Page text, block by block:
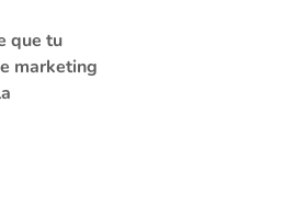
que tu
marketing